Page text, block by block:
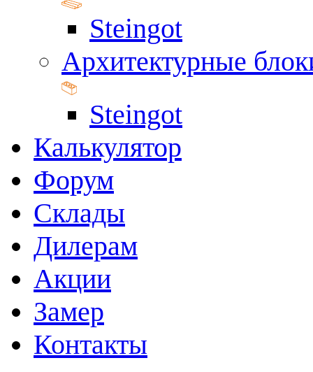
Steingot
Архитектурные
Steingot
Калькулятор
Форум
Склады
Дилерам
Акции
Замер
Контакты